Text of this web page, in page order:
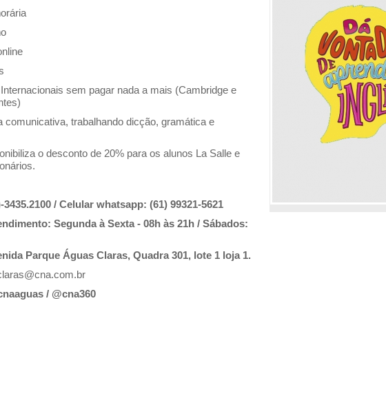
sem pagar nada a mais (Cambridge e
comunicativa, trabalhando dicção, gramática e
o desconto de 20% para os alunos La Salle e
/ Celular whatsapp: (61) 99321-5621
Segunda à Sexta - 08h às 21h / Sábados:
Parque Águas Claras, Quadra 301, lote 1 loja 1.
/ @cna360